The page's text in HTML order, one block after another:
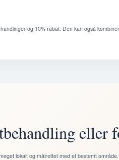
og 10% rabat. Den kan også
eller
lokalt og målrettet med et bestemt område.